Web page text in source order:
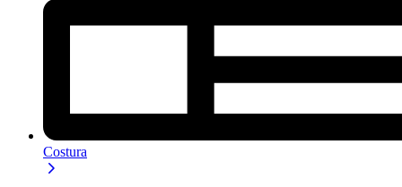
Costura